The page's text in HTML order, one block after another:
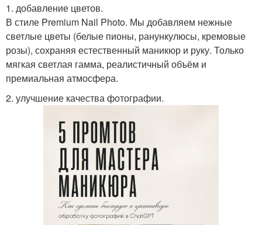
1. добавление цветов.
В стиле Premium Nail Photo. Мы добавляем нежные
светлые цветы (белые пионы, ранункулюсы, кремовые
розы), сохраняя естественный маникюр и руку. Только
мягкая светлая гамма, реалистичный объём и
премиальная атмосфера.
2. улучшение качества фотографии.